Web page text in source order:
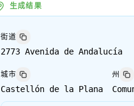
生成结果
街道
2773 Avenida de Andalucía
城市
Castellón de la Plana
州